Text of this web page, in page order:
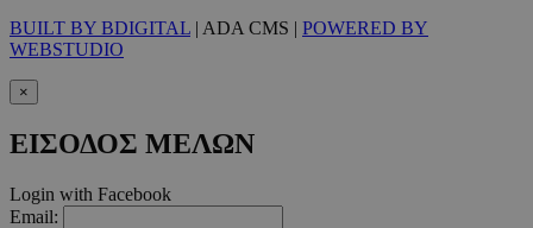
BUILT BY BDIGITAL | ADA CMS | POWERED BY
WEBSTUDIO
×
ΕΙΣΟΔΟΣ ΜΕΛΩΝ
Login with Facebook
Email:
AdSphere-GDPR